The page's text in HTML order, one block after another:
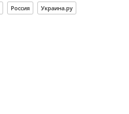
Россия Украина.ру